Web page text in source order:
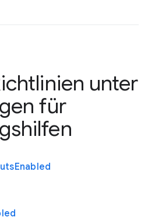
unter
für
Enabled